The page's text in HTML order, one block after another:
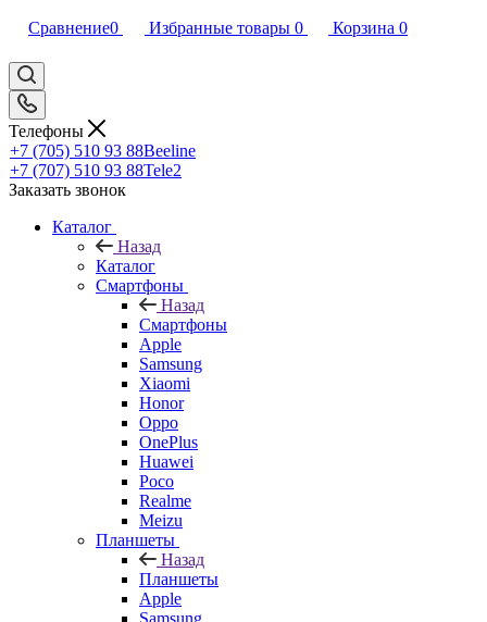
Сравнение0 Избранные товары 0 Корзина 0
Телефоны
+7 (705) 510 93 88Beeline
+7 (707) 510 93 88Tele2
Заказать звонок
Каталог
Назад
Каталог
Смартфоны
Назад
Смартфоны
Apple
Samsung
Xiaomi
Honor
Oppo
OnePlus
Huawei
Poco
Realme
Meizu
Планшеты
Назад
Планшеты
Apple
Samsung